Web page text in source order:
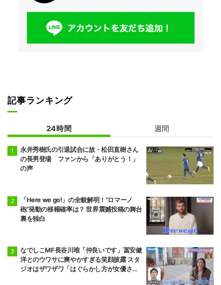
記事ランキング
24時間 週間
永井秀樹氏の引退試合に故・松田直樹さん
の長男登場 ファンから「ありがとう！」
の声
「Here we go!」の全貌解明！“ロマーノ
砲”発動の移籍確率は？ 世界震撼投稿の舞台
裏を独白
なでしこMF長谷川唯「仲良いです」冨安健
洋とのウワサに爽やかすぎる笑顔披露 スタ
ジオはザワザワ「はぐらかし方が女優さ